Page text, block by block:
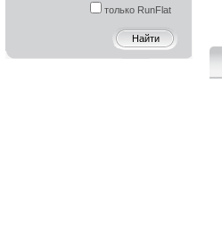
только RunFlat